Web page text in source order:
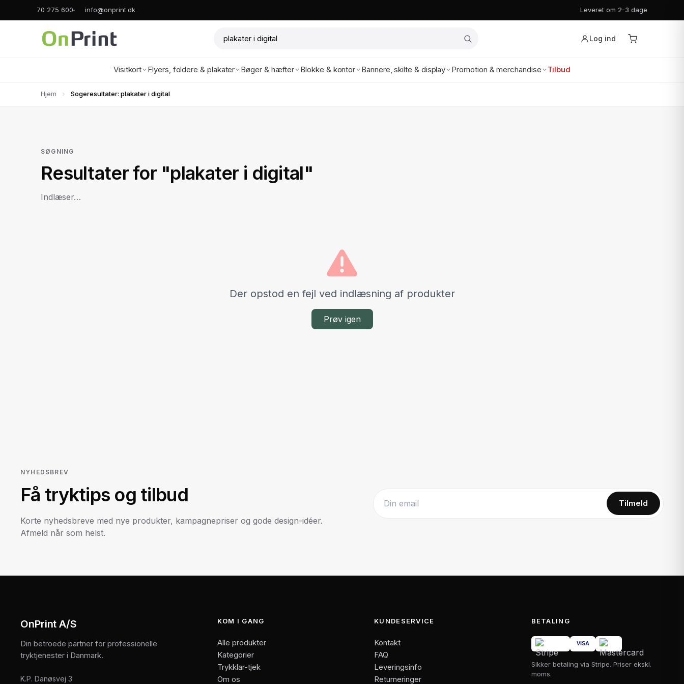
70 275 600 info@onprint.dk Leveret om 2-3 dage
Log ind
Visitkort Flyers, foldere & plakater Bøger & hæfter Blokke & kontor Bannere, skilte & display Promotion & merchandise Tilbud
Hjem Sogeresultater: plakater i digital
SØGNING
Resultater for "plakater i digital"
Indlæser…
Der opstod en fejl ved indlæsning af produkter
Prøv igen
NYHEDSBREV
Få tryktips og tilbud
Korte nyhedsbreve med nye produkter, kampagnepriser og gode design-idéer.
Afmeld når som helst.
Tilmeld
OnPrint A/S
Din betroede partner for professionelle
tryktjenester i Danmark.
K.P. Danøsvej 3
KOM I GANG
Alle produkter
Kategorier
Trykklar-tjek
Om os
KUNDESERVICE
Kontakt
FAQ
Leveringsinfo
Returneringer
BETALING
Sikker betaling via Stripe. Priser ekskl.
moms.